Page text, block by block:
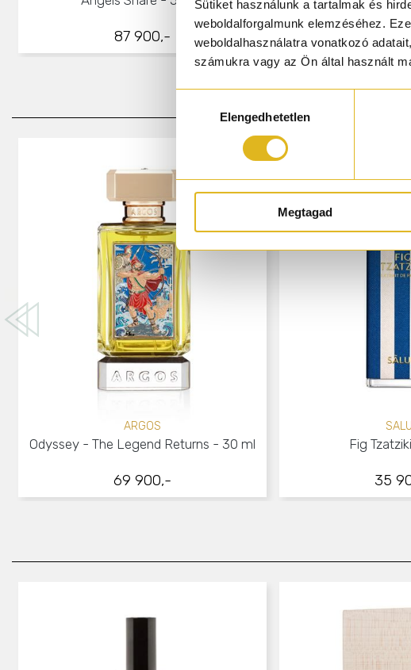
Sütiket használunk a tartalmak és
weboldalforgalmunk elemzéséhez.
weboldalhasználatra vonatkozó
számukra vagy az Ön által használt
kiválasztásaElengedhetetlen
Megtagad
87 900,- 66
69 900,-
ARGOS
Odyssey - The Legend Returns - 30 ml
35
Fig